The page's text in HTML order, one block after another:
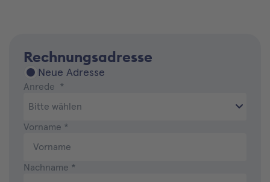
Rechnungsadresse
Neue Adresse
Anrede *
Vorname *
Nachname *